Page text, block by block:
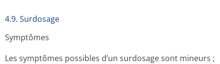
4.9. Surdosage
Symptômes
Les symptômes possibles d’un surdosage sont mineurs ;